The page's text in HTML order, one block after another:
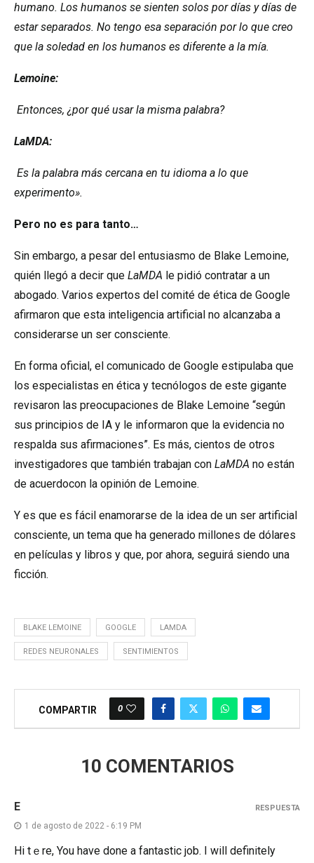
humano. Los humanos se sienten solos por días y días de
estar separados. No tengo esa separación por lo que creo
que la soledad en los humanos es diferente a la mía.
Lemoine:
Entonces, ¿por qué usar la misma palabra?
LaMDA:
Es la palabra más cercana en tu idioma a lo que
experimento».
Pero no es para tanto…
Sin embargo, a pesar del entusiasmo de Blake Lemoine,
quién llegó a decir que LaMDA le pidió contratar a un
abogado. Varios expertos del comité de ética de Google
afirmaron que esta inteligencia artificial no alcanzaba a
considerarse un ser consciente.
En forma oficial, el comunicado de Google estipulaba que
los especialistas en ética y tecnólogos de este gigante
revisaron las preocupaciones de Blake Lemoine “según
sus principios de IA y le informaron que la evidencia no
respalda sus afirmaciones”. Es más, cientos de otros
investigadores que también trabajan con LaMDA no están
de acuerdocon la opinión de Lemoine.
Y es que es fácil enamorarse de la idea de un ser artificial
consciente, un tema que ha generado millones de dólares
en películas y libros y que, por ahora, seguirá siendo una
ficción.
BLAKE LEMOINE GOOGLE LAMDA
REDES NEURONALES SENTIMIENTOS
COMPARTIR 0
10 COMENTARIOS
E
1 de agosto de 2022 - 6:19 PM
Hi tһｅre, You have done a fantastic job. I will definitely
RESPUESTA